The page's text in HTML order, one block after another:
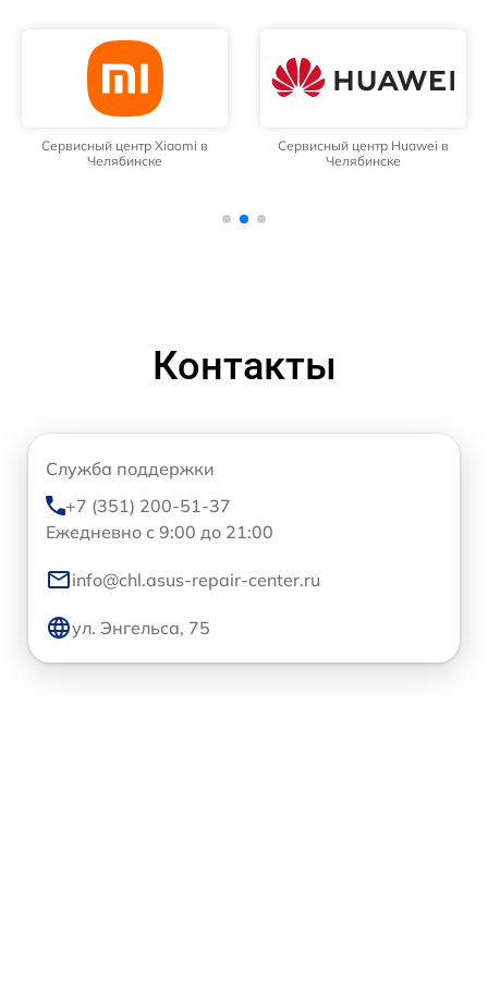
Сервисный центр Xiaomi в
Челябинске
Сервисный центр Huawei в
Челябинске
Контакты
Служба поддержки
+7 (351) 200-51-37
Ежедневно с 9:00 до 21:00
info@chl.asus-repair-center.ru
ул. Энгельса, 75